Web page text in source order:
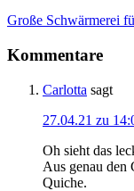
Große Schwärmerei
Kommentare
Carlotta sagt
27.04.21 zu
Oh sieht das
Aus genau den
Quiche.